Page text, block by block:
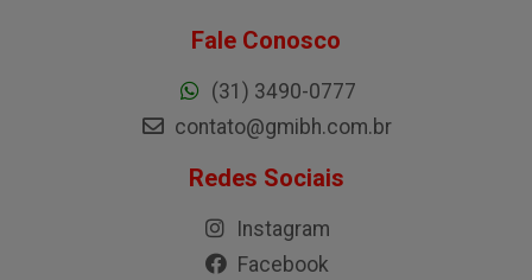
Fale Conosco
(31) 3490-0777
contato@gmibh.com.br
Redes Sociais
Instagram
Facebook